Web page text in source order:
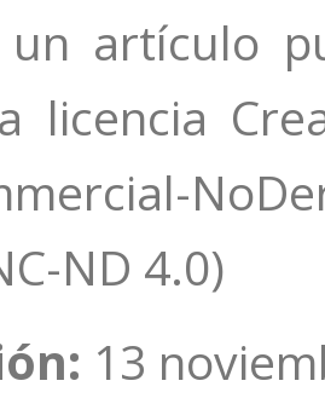
un artículo
licencia
ND 4.0)
13